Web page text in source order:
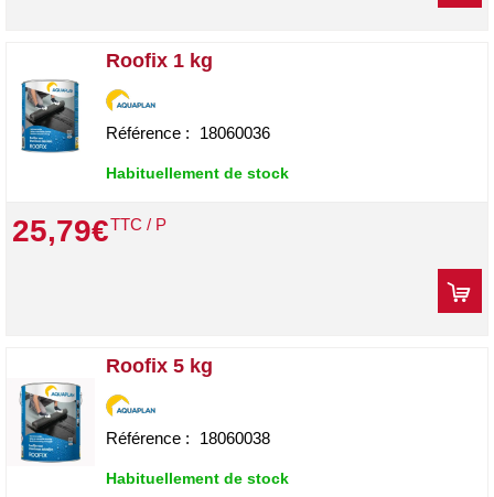
Roofix 1 kg
Référence : 18060036
Habituellement de stock
25,79€TTC / P
Roofix 5 kg
Référence : 18060038
Habituellement de stock